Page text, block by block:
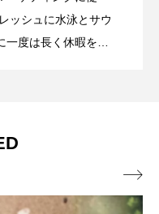
ッシュに水泳とサウ
度は長く休暇を取
グレート・ワイン
セコチーズ工房）と
